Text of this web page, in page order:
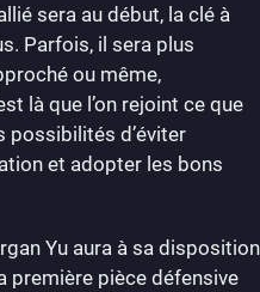
sera au début, la clé à
Parfois, il sera plus
ou même,
là que l’on rejoint ce que
possibilités d’éviter
et adopter les bons
Yu aura à sa disposition
première pièce défensive